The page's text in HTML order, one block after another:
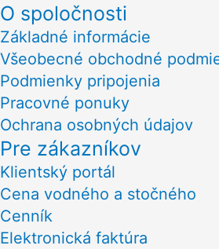
O spoločnosti
Základné informácie
Všeobecné obchodné
Podmienky pripojenia
Pracovné ponuky
Ochrana osobných údajov
Pre zákazníkov
Klientský portál
Cena vodného a stočného
Cenník
Elektronická faktúra